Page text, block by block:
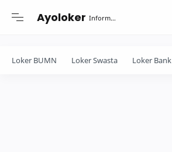
Ayoloker Informasi lowongan khusus Fresh Graduate lulusan Diploma-Sarjana....
Loker BUMN Loker Swasta Loker Bank